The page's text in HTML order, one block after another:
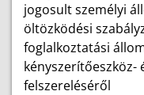
jogosult személyi
öltözködési
foglalkoztatási
kényszerítőeszköz-
felszereléséről